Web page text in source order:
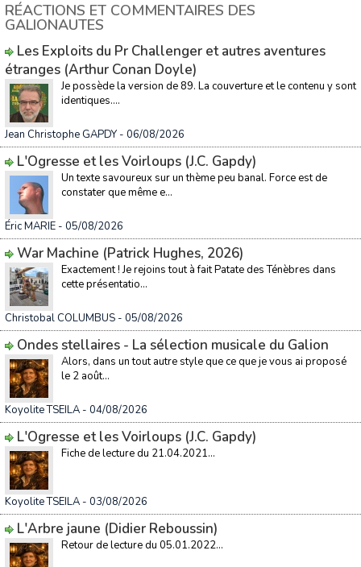
RÉACTIONS ET COMMENTAIRES DES
GALIONAUTES
Les Exploits du Pr Challenger et autres aventures
étranges (Arthur Conan Doyle)
Je possède la version de 89. La couverture et le contenu y sont
identiques....
Jean Christophe GAPDY - 06/08/2026
L'Ogresse et les Voirloups (J.C. Gapdy)
Un texte savoureux sur un thème peu banal. Force est de
constater que même e...
Éric MARIE - 05/08/2026
War Machine (Patrick Hughes, 2026)
Exactement ! Je rejoins tout à fait Patate des Ténèbres dans
cette présentatio...
Christobal COLUMBUS - 05/08/2026
Ondes stellaires - La sélection musicale du Galion
Alors, dans un tout autre style que ce que je vous ai proposé
le 2 août...
Koyolite TSEILA - 04/08/2026
L'Ogresse et les Voirloups (J.C. Gapdy)
Fiche de lecture du 21.04.2021...
Koyolite TSEILA - 03/08/2026
L'Arbre jaune (Didier Reboussin)
Retour de lecture du 05.01.2022...